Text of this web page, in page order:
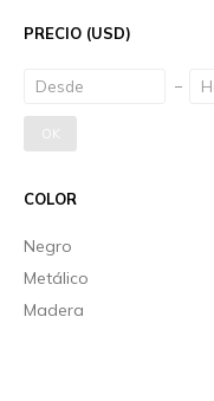
PRECIO (USD)
OK
COLOR
Negro
Metálico
Madera